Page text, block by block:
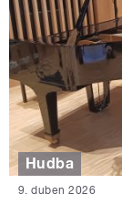
Hudba
9. duben 2026